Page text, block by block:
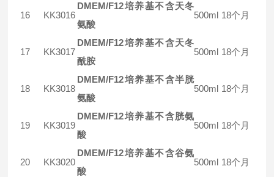
16 KK3016
DMEM/F12培养基不含天冬
氨酸
500ml 18个月
17 KK3017
DMEM/F12培养基不含天冬
酰胺
500ml 18个月
18 KK3018
DMEM/F12培养基不含半胱
氨酸
500ml 18个月
19 KK3019
DMEM/F12培养基不含胱氨
酸
500ml 18个月
20 KK3020
DMEM/F12培养基不含谷氨
酸
500ml 18个月